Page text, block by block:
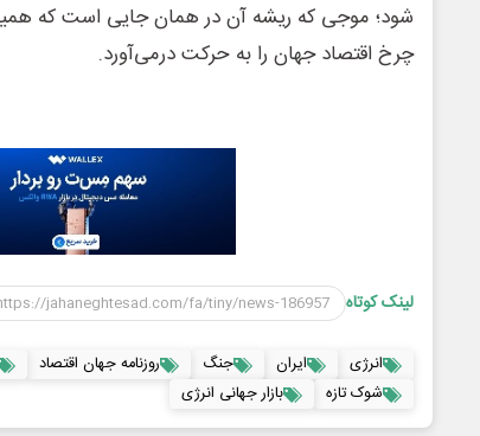
شود؛ موجی که ریشه آن در همان جایی است که
چرخ اقتصاد جهان را به حرکت درمی‌آورد.
لینک کوتاه
انرژی ایران جنگ روزنامه جهان اقتصاد
شوک تازه
بازار جهانی انرژی